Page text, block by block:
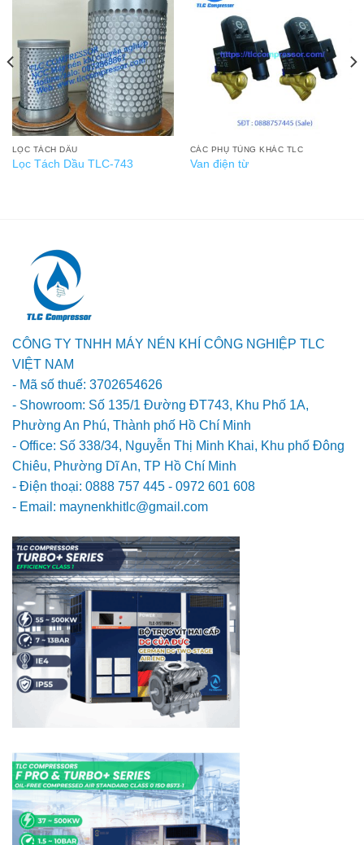
LỌC TÁCH DẦU
Lọc Tách Dầu TLC-743
CÁC PHỤ TÙNG KHÁC TLC
Van điện từ
CÔNG TY TNHH MÁY NÉN KHÍ CÔNG NGHIỆP TLC
VIỆT NAM
- Mã số thuế: 3702654626
- Showroom: Số 135/1 Đường ĐT743, Khu Phố 1A,
Phường An Phú, Thành phố Hồ Chí Minh
- Office: Số 338/34, Nguyễn Thị Minh Khai, Khu phố Đông
Chiêu, Phường Dĩ An, TP Hồ Chí Minh
- Điện thoại: 0888 757 445 - 0972 601 608
- Email: maynenkhitlc@gmail.com